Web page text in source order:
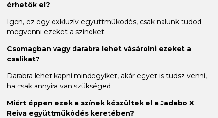
érhetők el?
Igen, ez egy exkluzív együttműködés, csak nálunk tudod
megvenni ezeket a színeket.
Csomagban vagy darabra lehet vásárolni ezeket a
csalikat?
Darabra lehet kapni mindegyiket, akár egyet is tudsz venni,
ha csak annyira van szükséged.
Miért éppen ezek a színek készültek el a Jadabo X
Reiva együttműködés keretében?